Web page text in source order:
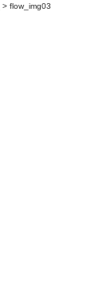
> flow_img03